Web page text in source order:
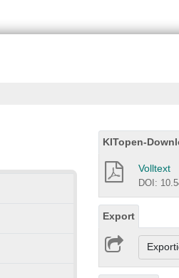
KITopen-
Volltext
DOI:
Export